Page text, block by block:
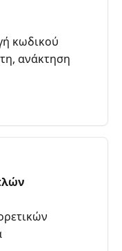
κωδικού
ανάκτηση